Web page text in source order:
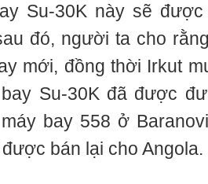
Su-30K này sẽ
đó, người ta cho
mới, đồng thời Irkut
Su-30K đã được
bay 558 ở
bán lại cho Angola.